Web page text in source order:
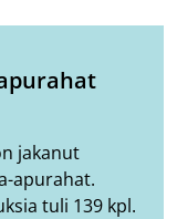
jakanut
apurahat.
tuli 139 kpl.